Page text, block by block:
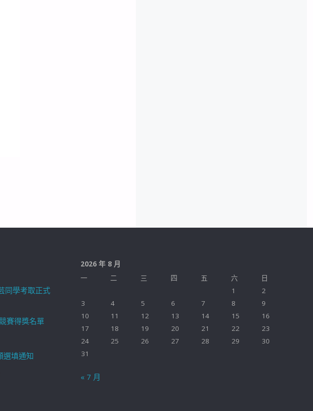
同學考取正式
賽得獎名單
選填通知
2026 年 8 月
一
二 三 四 五 六
日
1
2
3
4 5 6 7 8
9
10
11 12 13 14 15
16
17
18 19 20 21 22
23
24
25 26 27 28 29
30
31
« 7 月